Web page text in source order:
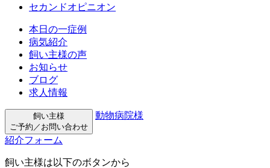
セカンドオピニオン
本日の一症例
病気紹介
飼い主様の声
お知らせ
ブログ
求人情報
飼い主様
ご予約／お問い合わせ
動物病院様
紹介フォーム
飼い主様は以下のボタンから